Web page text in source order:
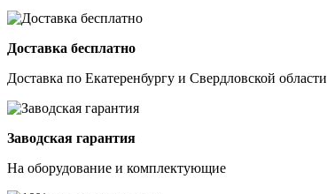
Доставка бесплатно
Доставка по Екатеренбургу и Свердловской области
Заводская гарантия
На оборудование и комплектующие